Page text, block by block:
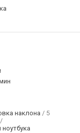
наклона / 5